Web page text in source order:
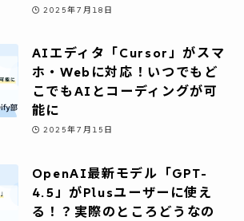
2025年7月18日
AIエディタ「Cursor」がスマ
ホ・Webに対応！いつでもど
こでもAIとコーディングが可
能に
2025年7月15日
OpenAI最新モデル「GPT-
4.5」がPlusユーザーに使え
る！？実際のところどうなの